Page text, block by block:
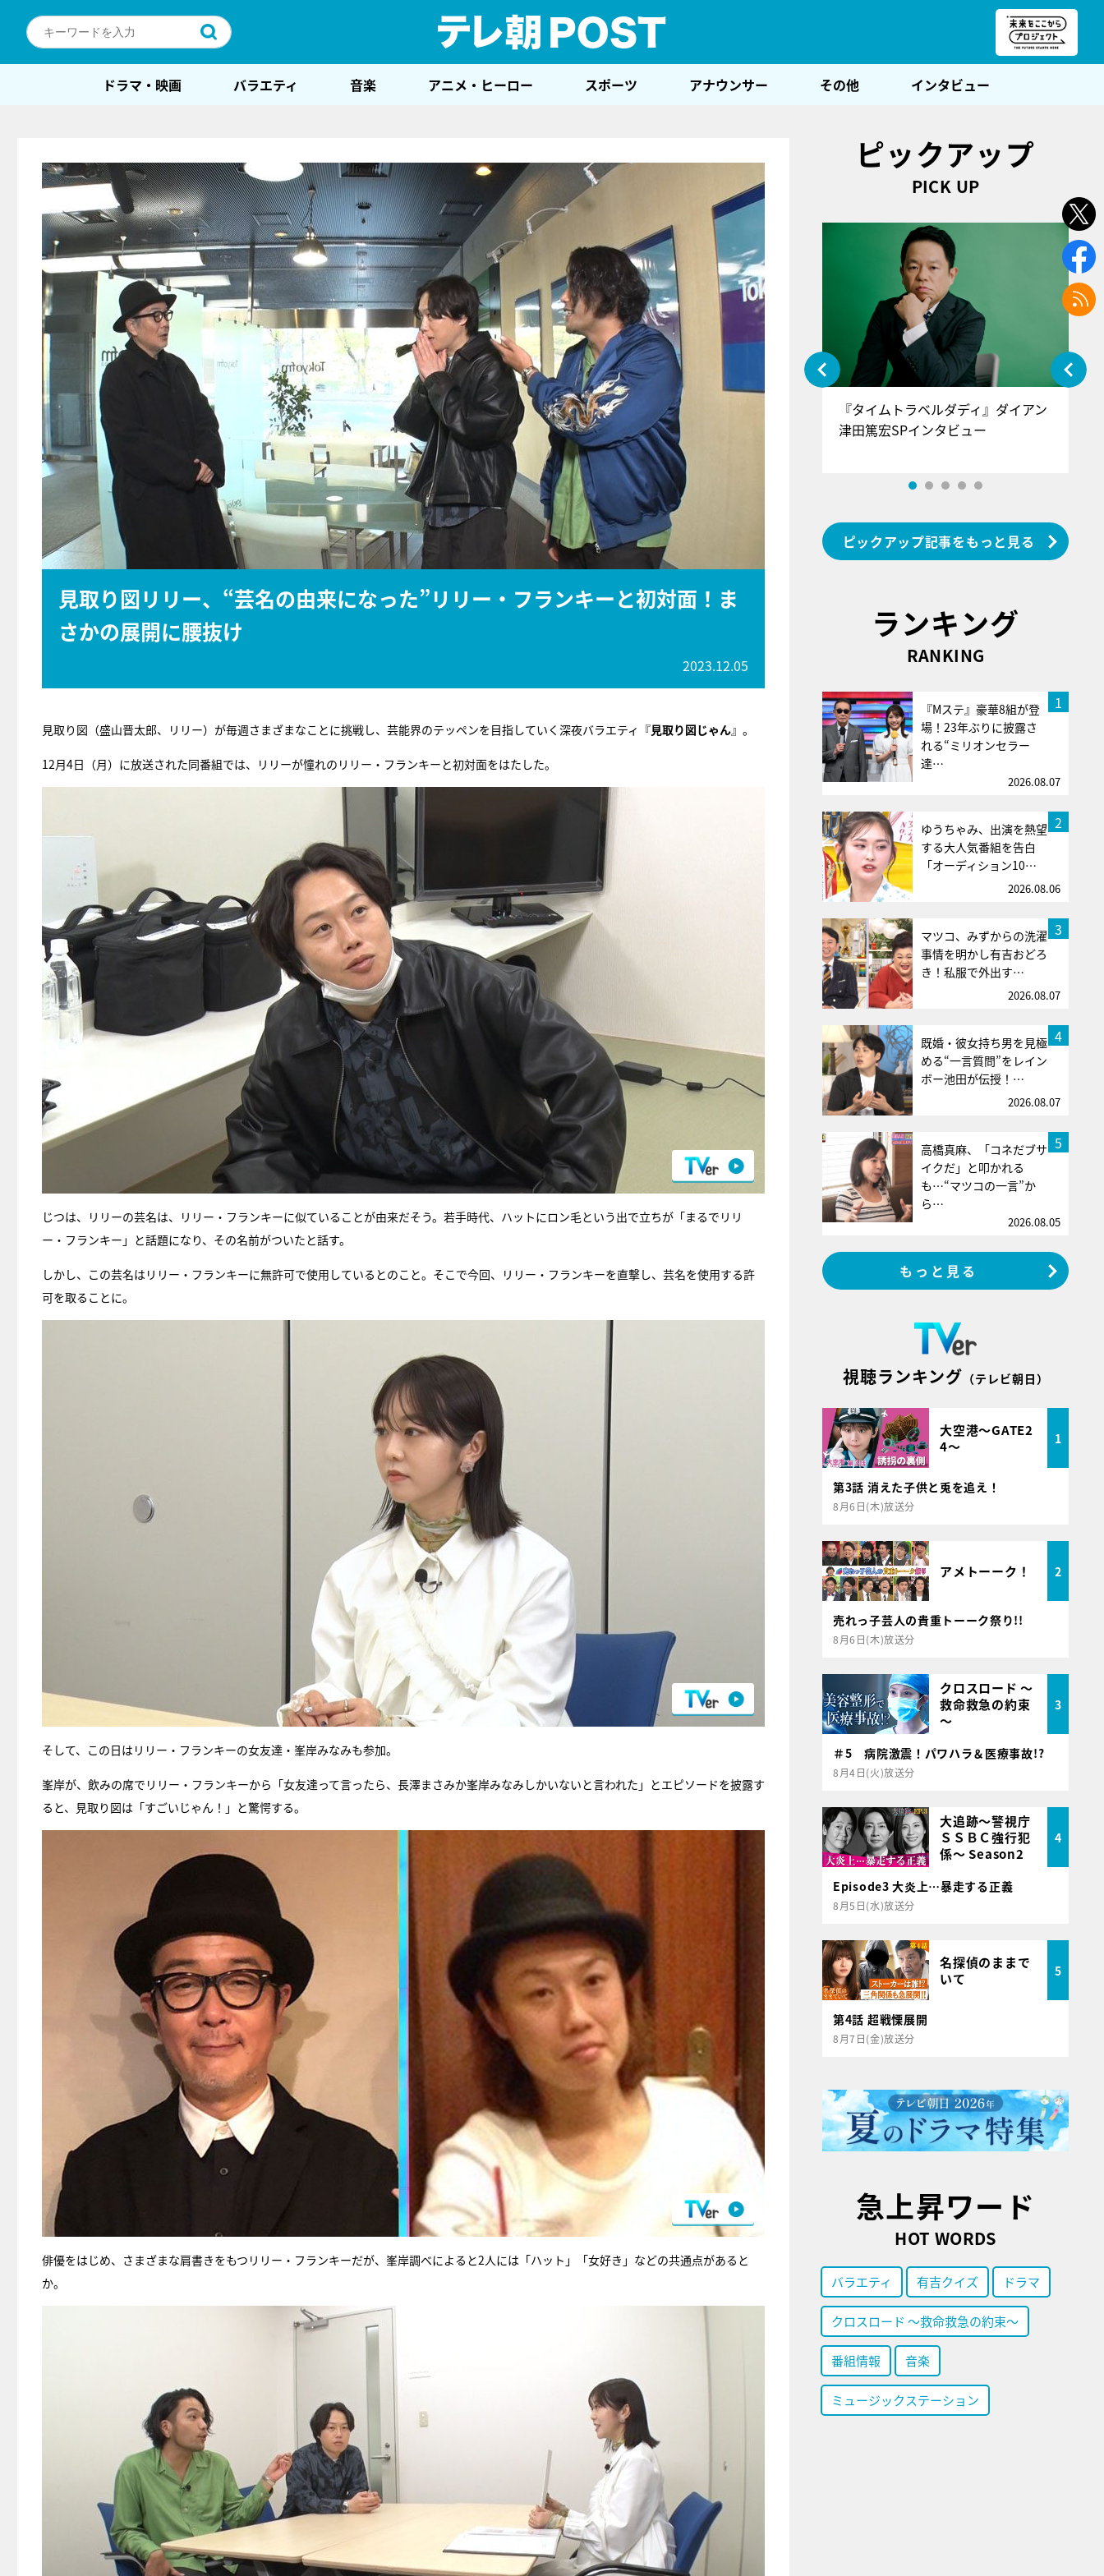
ドラマ・映画 バラエティ 音楽 アニメ・ヒーロー スポーツ アナウンサー その他 インタビュー
見取り図リリー、“芸名の由来になった”リリー・フランキーと初対面！ま
さかの展開に腰抜け
2023.12.05
見取り図（盛山晋太郎、リリー）が毎週さまざまなことに挑戦し、芸能界のテッペンを目指していく深夜バラエティ『見取り図じゃん』。
12月4日（月）に放送された同番組では、リリーが憧れのリリー・フランキーと初対面をはたした。
じつは、リリーの芸名は、リリー・フランキーに似ていることが由来だそう。若手時代、ハットにロン毛という出で立ちが「まるでリリ
ー・フランキー」と話題になり、その名前がついたと話す。
しかし、この芸名はリリー・フランキーに無許可で使用しているとのこと。そこで今回、リリー・フランキーを直撃し、芸名を使用する許
可を取ることに。
そして、この日はリリー・フランキーの女友達・峯岸みなみも参加。
峯岸が、飲みの席でリリー・フランキーから「女友達って言ったら、長澤まさみか峯岸みなみしかいないと言われた」とエピソードを披露す
ると、見取り図は「すごいじゃん！」と驚愕する。
俳優をはじめ、さまざまな肩書きをもつリリー・フランキーだが、峯岸調べによると2人には「ハット」「女好き」などの共通点があると
か。
ピックアップ
PICK UP
『アイ＝ラブ！げーみんぐ』＝LOV
E齋藤樹愛羅＆佐々木舞香SPインタ
ビュー
『タイムトラベルダディ』ダイアン
津田篤宏SPインタビュー
ピックアップ記事をもっと見る
ランキング
RANKING
1
『Mステ』豪華8組が登
場！23年ぶりに披露さ
れる“ミリオンセラー
達…
2026.08.07
2
ゆうちゃみ、出演を熱望
する大人気番組を告白
「オーディション10…
2026.08.06
3
マツコ、みずからの洗濯
事情を明かし有吉おどろ
き！私服で外出す…
2026.08.07
4
既婚・彼女持ち男を見極
める“一言質問”をレイン
ボー池田が伝授！…
2026.08.07
5
高橋真麻、「コネだブサ
イクだ」と叩かれる
も…“マツコの一言”か
ら…
2026.08.05
もっと見る
視聴ランキング （テレビ朝日）
大空港～GATE2
4～
1
第3話 消えた子供と兎を追え！
8月6日(木)放送分
アメトーーク！ 2
売れっ子芸人の貴重トーーク祭り!!
8月6日(木)放送分
クロスロード ～
救命救急の約束
～
3
＃5 病院激震！パワハラ＆医療事故!?
8月4日(火)放送分
大追跡～警視庁
ＳＳＢＣ強行犯
係～ Season2
4
Episode3 大炎上…暴走する正義
8月5日(水)放送分
名探偵のままで
いて
5
第4話 超戦慄展開
8月7日(金)放送分
急上昇ワード
HOT WORDS
バラエティ 有吉クイズ ドラマ
クロスロード ～救命救急の約束～
番組情報 音楽
ミュージックステーション